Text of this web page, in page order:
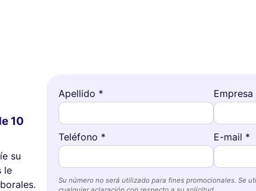
10
su
le
Apellido *
Teléfono * E-mail *
Su número no será utilizado para fines promocionales. Se